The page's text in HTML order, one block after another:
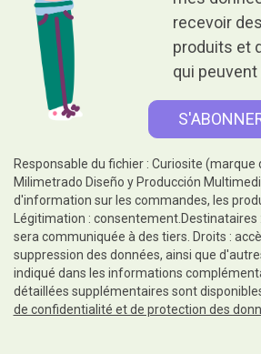
recevoir
produits et
qui peuvent
Responsable du fichier : Curiosite (marque
Milimetrado Diseño y Producción
d'information sur les commandes, les
Légitimation : consentement.Destinataires
sera communiquée à des tiers. Droits :
suppression des données, ainsi que
indiqué dans les informations
détaillées supplémentaires sont
de confidentialité et de protection des